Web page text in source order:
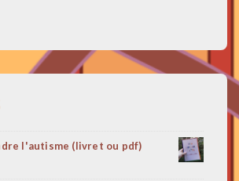
l'autisme (livret ou pdf)